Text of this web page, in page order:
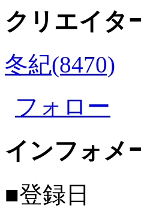
クリエイタ
冬紀(8470)
フォロー
インフォメ
■登録日